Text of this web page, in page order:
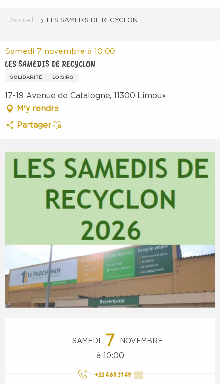
Accueil LES SAMEDIS DE RECYCLON
Samedi 7 novembre à 10:00
LES SAMEDIS DE RECYCLON
SOLIDARITÉ LOISIRS
17-19 Avenue de Catalogne, 11300 Limoux
M'y rendre
PartagerAjouter aux favoris
SAMEDI 7 NOVEMBRE
à 10:00
+33 4 68 31 49 ▒▒